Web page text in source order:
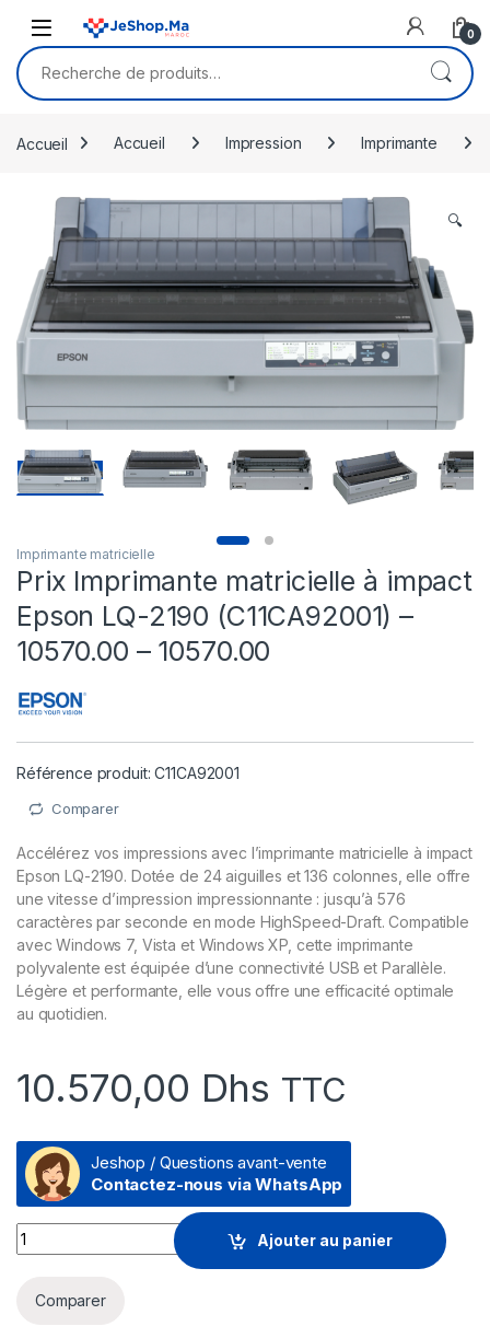
0
Recherche pour :
Accueil Accueil Impression Imprimante
🔍
Imprimante matricielle
Prix Imprimante matricielle à impact
Epson LQ-2190 (C11CA92001) –
10570.00 – 10570.00
Référence produit: C11CA92001
Comparer
Accélérez vos impressions avec l’imprimante matricielle à impact
Epson LQ-2190. Dotée de 24 aiguilles et 136 colonnes, elle offre
une vitesse d’impression impressionnante : jusqu’à 576
caractères par seconde en mode HighSpeed-Draft. Compatible
avec Windows 7, Vista et Windows XP, cette imprimante
polyvalente est équipée d’une connectivité USB et Parallèle.
Légère et performante, elle vous offre une efficacité optimale
au quotidien.
10.570,00 Dhs TTC
Jeshop / Questions avant-vente
Contactez-nous via WhatsApp
Prix Imprimante matricielle à impact Epson LQ-2190
Ajouter au panier
Comparer